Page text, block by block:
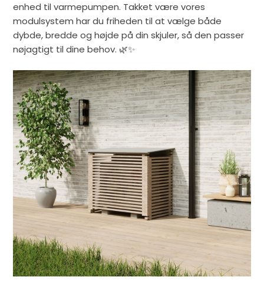
enhed til varmepumpen. Takket være vores
modulsystem har du friheden til at vælge både
dybde, bredde og højde på din skjuler, så den passer
nøjagtigt til dine behov. 🌿✨